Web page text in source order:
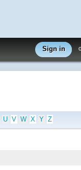
Sign in
U V W X Y Z